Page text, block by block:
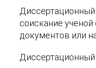
Диссертационный
соискание
документов или